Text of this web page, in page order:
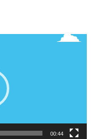
00:44